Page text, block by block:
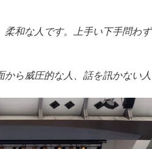
和な人です。上手い下手問わず
から威圧的な人、話を訊かない人